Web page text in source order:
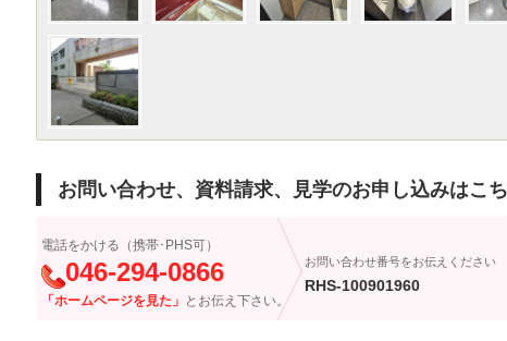
お問い合わせ、資料請求、見学のお申し込みはこ
電話をかける（携帯･PHS可）
046-294-0866
「ホームページを見た」 とお伝え下さい。
お問い合わせ番号をお伝えください
RHS-100901960